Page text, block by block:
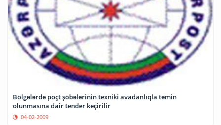
Bölgələrdə poçt şöbələrinin texniki avadanlıqla təmin
olunmasına dair tender keçirilir
04-02-2009